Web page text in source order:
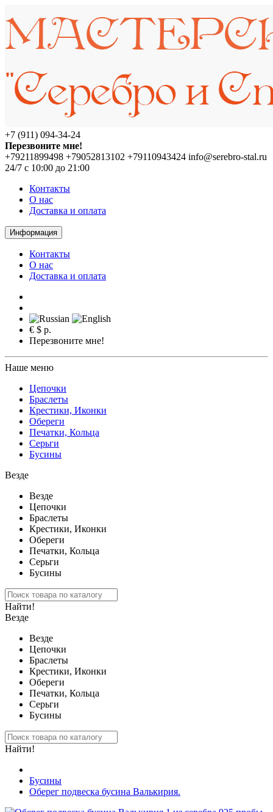
+7 (911) 094-34-24
Перезвоните мне!
+79211899498 +79052813102 +79110943424 info@serebro-stal.ru
24/7 с 10:00 до 21:00
Контакты
О нас
Доставка и оплата
Информация
Контакты
О нас
Доставка и оплата
€ $ р.
Перезвоните мне!
Наше меню
Цепочки
Браслеты
Крестики, Иконки
Обереги
Печатки, Кольца
Серьги
Бусины
Везде
Везде
Цепочки
Браслеты
Крестики, Иконки
Обереги
Печатки, Кольца
Серьги
Бусины
Найти!
Везде
Везде
Цепочки
Браслеты
Крестики, Иконки
Обереги
Печатки, Кольца
Серьги
Бусины
Найти!
Бусины
Оберег подвеска бусина Валькирия.